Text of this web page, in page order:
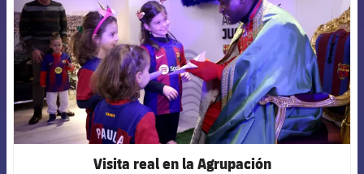
Visita real en la Agrupación